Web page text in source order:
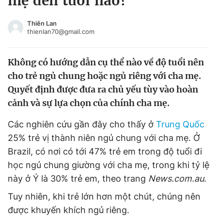
Chào ngày mới
Tin thị trường Tin 360
Video Magazine
Sản phẩm khác
Tiện ích Bạn cần biết
Thông tin tòa soạn Liên hệ quảng cáo
Tin đã xem
Thiên Lan
thienlan70@gmail.com
Không có hướng dẫn cụ thể nào về độ tuổi nên
cho trẻ ngủ chung hoặc ngủ riêng với cha mẹ.
Quyết định được đưa ra chủ yếu tùy vào hoàn
cảnh và sự lựa chọn của chính cha mẹ.
Các nghiên cứu gần đây cho thấy ở Trung Quốc
25% trẻ vị thành niên ngủ chung với cha mẹ. Ở
Brazil, có nơi có tới 47% trẻ em trong độ tuổi đi
học ngủ chung giường với cha mẹ, trong khi tỷ lệ
này ở Ý là 30% trẻ em, theo trang News.com.au.
Tuy nhiên, khi trẻ lớn hơn một chút, chúng nên
được khuyến khích ngủ riêng.